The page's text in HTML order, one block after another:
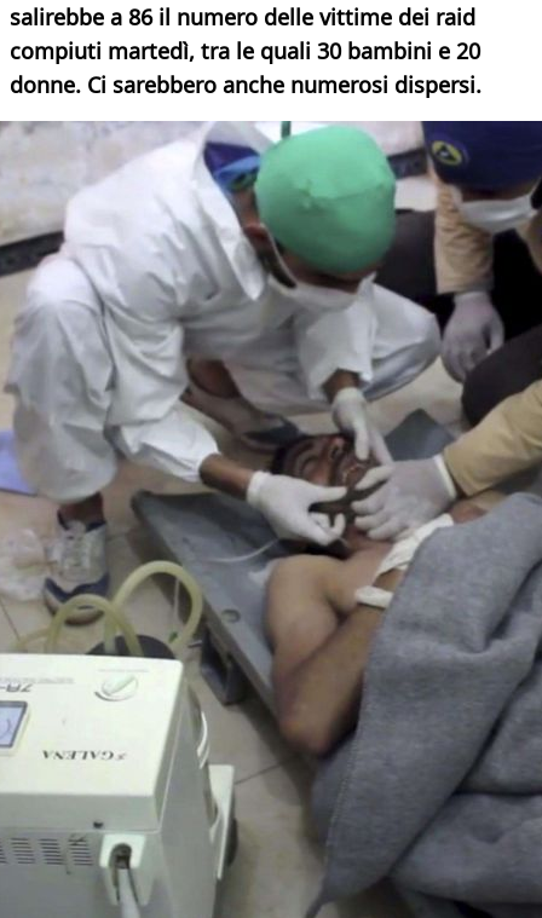
salirebbe a 86 il numero delle vittime dei raid
compiuti martedì, tra le quali 30 bambini e 20
donne. Ci sarebbero anche numerosi dispersi.